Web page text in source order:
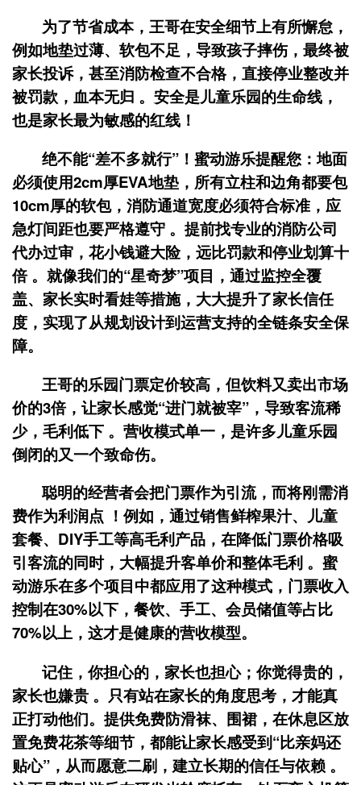
为了节省成本，王哥在安全细节上有所懈怠，
例如地垫过薄、软包不足，导致孩子摔伤，最终被
家长投诉，甚至消防检查不合格，直接停业整改并
被罚款，血本无归 。安全是儿童乐园的生命线 ，
也是家长最为敏感的红线！
绝不能“差不多就行”！蜜动游乐提醒您：地面
必须使用2cm厚EVA地垫，所有立柱和边角都要包
10cm厚的软包，消防通道宽度必须符合标准，应
急灯间距也要严格遵守 。提前找专业的消防公司
代办过审，花小钱避大险，远比罚款和停业划算十
倍 。就像我们的“星奇梦”项目，通过监控全覆
盖、家长实时看娃等措施，大大提升了家长信任
度，实现了从规划设计到运营支持的全链条安全保
障。
王哥的乐园门票定价较高，但饮料又卖出市场
价的3倍，让家长感觉“进门就被宰”，导致客流稀
少，毛利低下 。营收模式单一，是许多儿童乐园
倒闭的又一个致命伤。
聪明的经营者会把门票作为引流，而将刚需消
费作为利润点 ！例如，通过销售鲜榨果汁、儿童
套餐、DIY手工等高毛利产品，在降低门票价格吸
引客流的同时，大幅提升客单价和整体毛利 。蜜
动游乐在多个项目中都应用了这种模式，门票收入
控制在30%以下，餐饮、手工、会员储值等占比
70%以上，这才是健康的营收模型。
记住，你担心的，家长也担心；你觉得贵的，
家长也嫌贵 。只有站在家长的角度思考，才能真
正打动他们。提供免费防滑袜、围裙，在休息区放
置免费花茶等细节，都能让家长感受到“比亲妈还
贴心”，从而愿意二刷，建立长期的信任与依赖 。